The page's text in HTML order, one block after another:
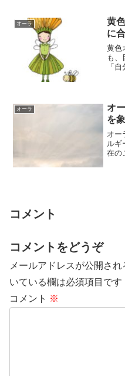
オーラ
黄
に
黄色
も、
「
オーラ
オ
を
オー
ルギ
在の
コメント
コメントをどうぞ
メールアドレスが公開され
いている欄は必須項目です
コメント ※